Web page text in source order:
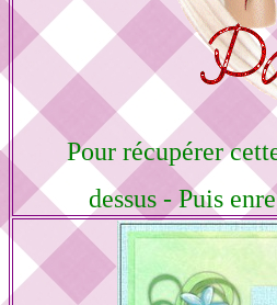
Pour récupérer
dessus - Puis